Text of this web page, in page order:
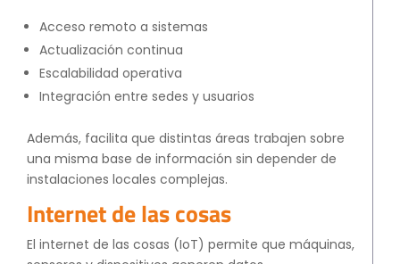
Acceso remoto a sistemas
Actualización continua
Escalabilidad operativa
Integración entre sedes y usuarios
Además, facilita que distintas áreas trabajen sobre
una misma base de información sin depender de
instalaciones locales complejas.
Internet de las cosas
El internet de las cosas (IoT) permite que máquinas,